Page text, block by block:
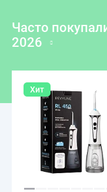
Часто
2026
Хит